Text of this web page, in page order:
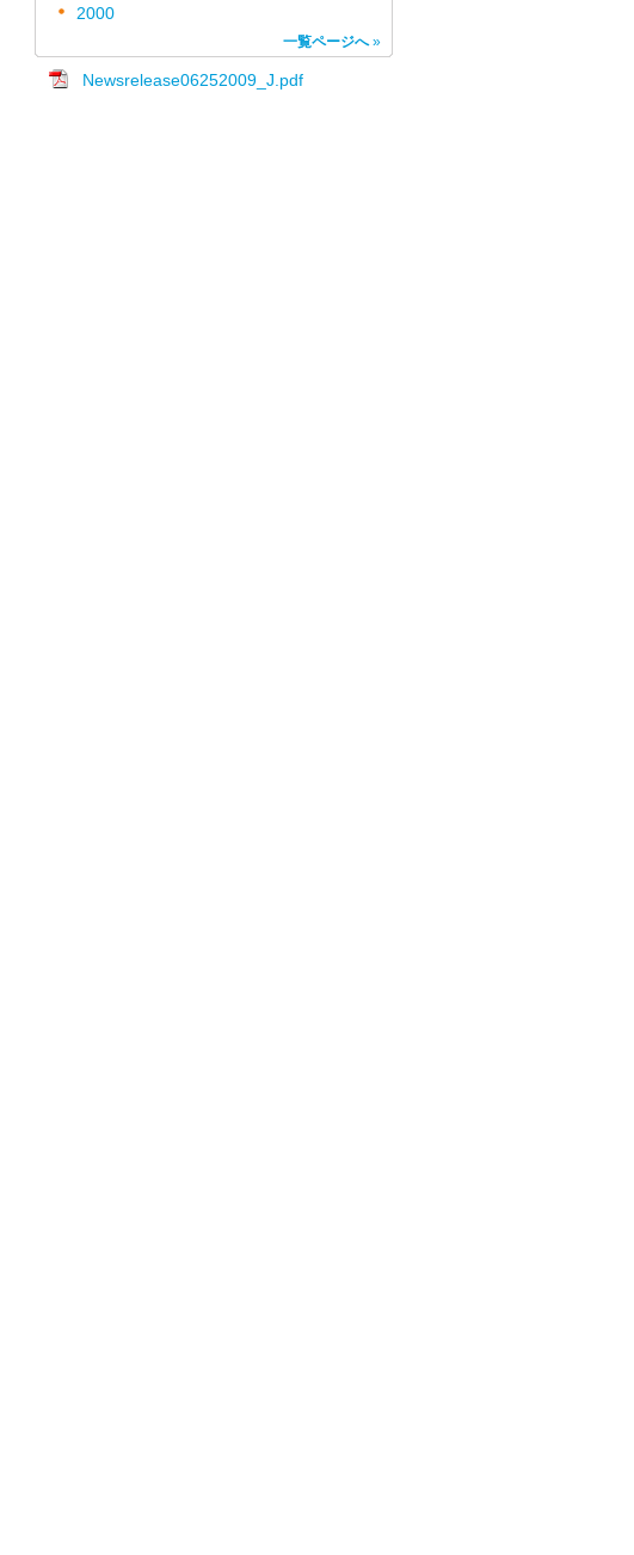
2000
一覧ページへ»
Newsrelease06252009_J.pdf